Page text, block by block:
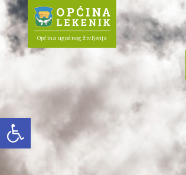
Open toolbar
Općina ugodnog življenja